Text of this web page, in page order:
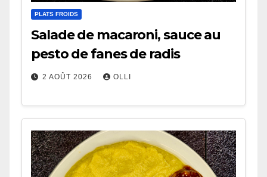
PLATS FROIDS
Salade de macaroni, sauce au
pesto de fanes de radis
2 AOÛT 2026 OLLI